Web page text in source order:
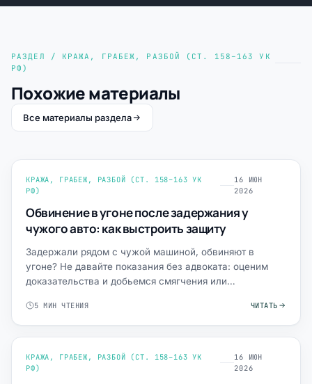
РАЗДЕЛ / КРАЖА, ГРАБЕЖ, РАЗБОЙ (СТ. 158–163 УК
РФ)
Похожие материалы
Все материалы раздела
КРАЖА, ГРАБЕЖ, РАЗБОЙ (СТ. 158–163 УК
РФ)
16 ИЮН
2026
Обвинение в угоне после задержания у
чужого авто: как выстроить защиту
Задержали рядом с чужой машиной, обвиняют в
угоне? Не давайте показания без адвоката: оценим
доказательства и добьемся смягчения или
5 МИН ЧТЕНИЯ ЧИТАТЬ
КРАЖА, ГРАБЕЖ, РАЗБОЙ (СТ. 158–163 УК
РФ)
16 ИЮН
2026